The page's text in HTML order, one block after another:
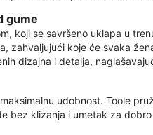
gume
koji se savršeno uklapa u
zahvaljujući koje će svaka
dizajna i detalja,
udobnost. Toole
bez klizanja i umetak za